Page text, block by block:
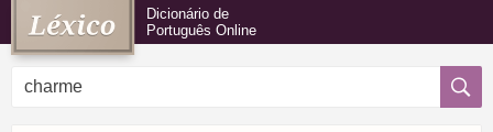
Dicionário de
Português Online